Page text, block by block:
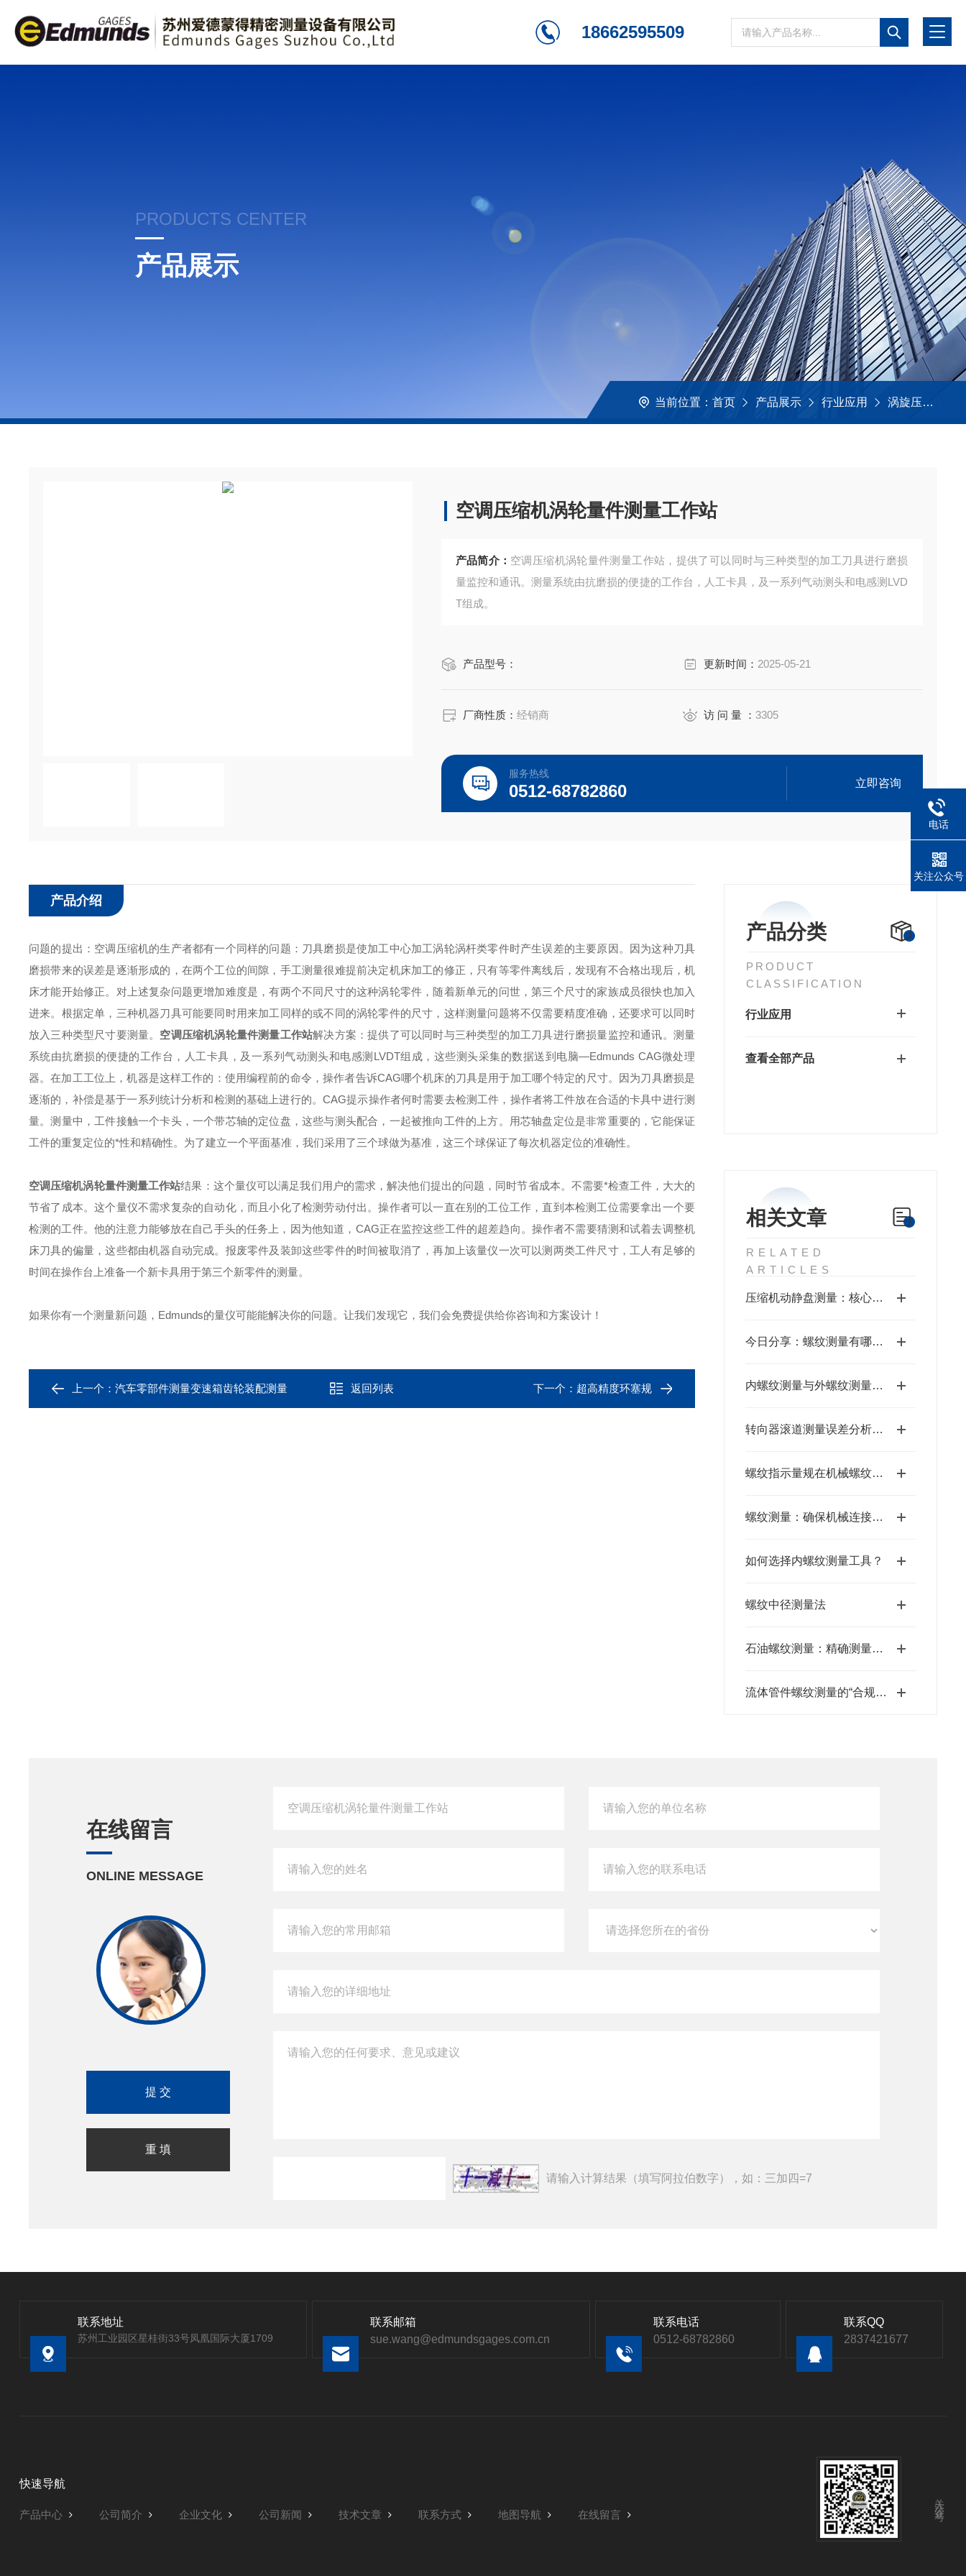
18662595509
PRODUCTS CENTER
产品展示
当前位置： 首页 产品展示 行业应用 涡旋压缩机测量
空调压缩机涡轮量件测量工作站
产品简介： 空调压缩机涡轮量件测量工作站，提供了可以同时与三种类型的加工刀具进行磨损
量监控和通讯。测量系统由抗磨损的便捷的工作台，人工卡具，及一系列气动测头和电感测LVD
T组成。
产品型号： 更新时间： 2025-05-21
厂商性质：经销商 访 问 量 ：3305
服务热线
0512-68782860 立即咨询
产品分类
PRODUCT
CLASSIFICATION
行业应用
查看全部产品
相关文章
RELATED
ARTICLES
压缩机动静盘测量：核心方法与关键要点
今日分享：螺纹测量有哪几种方法
内螺纹测量与外螺纹测量的区别
转向器滚道测量误差分析与精度提升策略
螺纹指示量规在机械螺纹加工质控中的实用价值
螺纹测量：确保机械连接精准与可靠的基石
如何选择内螺纹测量工具？
螺纹中径测量法
石油螺纹测量：精确测量保障井下作业安全
流体管件螺纹测量的“合规性红线”
产品介绍
问题的提出： 空调压缩机的生产者都有一个同样的问题：刀具磨损是使加工中心加工涡轮涡杆类零件时产生误差的主要原因。因为这种刀具
磨损带来的误差是逐渐形成的，在两个工位的间隙，手工测量很难提前决定机床加工的修正，只有等零件离线后，发现有不合格出现后，机
床才能开始修正。 对上述复杂问题更增加难度是，有两个不同尺寸的这种涡轮零件，随着新单元的问世，第三个尺寸的家族成员很快也加入
进来。根据定单，三种机器刀具可能要同时用来加工同样的或不同的涡轮零件的尺寸，这样测量问题将不仅需要精度准确，还要求可以同时
放入三种类型尺寸要测量。 空调压缩机涡轮量件测量工作站解决方案：提供了可以同时与三种类型的加工刀具进行磨损量监控和通讯。测量
系统由抗磨损的便捷的工作台，人工卡具，及一系列气动测头和电感测LVDT组成，这些测头采集的数据送到电脑—Edmunds CAG微处理
器。在加工工位上，机器是这样工作的：使用编程前的命令，操作者告诉CAG哪个机床的刀具是用于加工哪个特定的尺寸。因为刀具磨损是
逐渐的，补偿是基于一系列统计分析和检测的基础上进行的。CAG提示操作者何时需要去检测工件，操作者将工件放在合适的卡具中进行测
量。测量中，工件接触一个卡头，一个带芯轴的定位盘，这些与测头配合，一起被推向工件的上方。用芯轴盘定位是非常重要的，它能保证
工件的重复定位的*性和精确性。为了建立一个平面基准，我们采用了三个球做为基准，这三个球保证了每次机器定位的准确性。
空调压缩机涡轮量件测量工作站结果： 这个量仪可以满足我们用户的需求，解决他们提出的问题，同时节省成本。不需要*检查工件，大大的
节省了成本。这个量仪不需求复杂的自动化，而且小化了检测劳动付出。操作者可以一直在别的工位工作，直到本检测工位需要拿出一个要
检测的工件。他的注意力能够放在自己手头的任务上，因为他知道，CAG正在监控这些工件的超差趋向。操作者不需要猜测和试着去调整机
床刀具的偏量，这些都由机器自动完成。报废零件及装卸这些零件的时间被取消了，再加上该量仪一次可以测两类工件尺寸，工人有足够的
时间在操作台上准备一个新卡具用于第三个新零件的测量。
如果你有一个测量新问题，Edmunds的量仪可能能解决你的问题。让我们发现它，我们会免费提供给你咨询和方案设计！
上一个： 汽车零部件测量变速箱齿轮装配测量 返回列表 下一个： 超高精度环塞规
在线留言
ONLINE MESSAGE
请输入计算结果（填写阿拉伯数字），如：三加四=7
联系地址
苏州工业园区星桂街33号凤凰国际大厦1709
联系邮箱
sue.wang@edmundsgages.com.cn
联系电话
0512-68782860
联系QQ
2837421677
快速导航
产品中心 公司简介 企业文化 公司新闻 技术文章 联系方式 地图导航 在线留言
关注公众号
电话
关注公众号